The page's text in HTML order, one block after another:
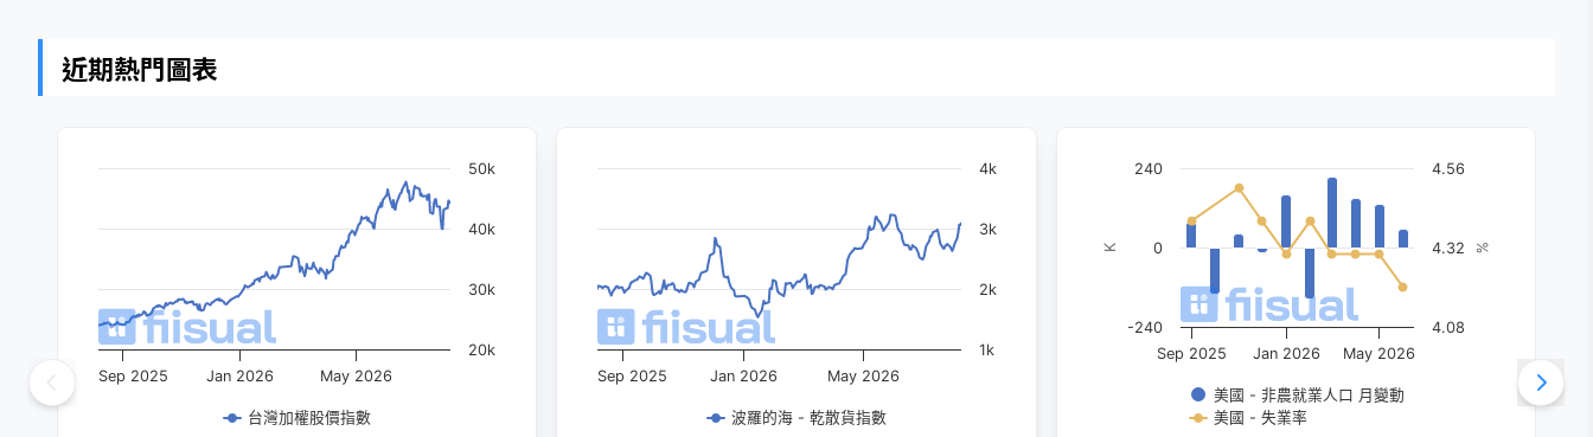
近期熱門圖表
台灣加權股價指數
Sep 2025 Jan 2026 May 2026
20k
30k
40k
50k
波羅的海 - 乾散貨指數
Sep 2025 Jan 2026 May 2026
1k
2k
3k
4k
K %
美國 - 非農就業人口 月變動
美國 - 失業率
Sep 2025 Jan 2026 May 2026
-240
0
240
4.08
4.32
4.56